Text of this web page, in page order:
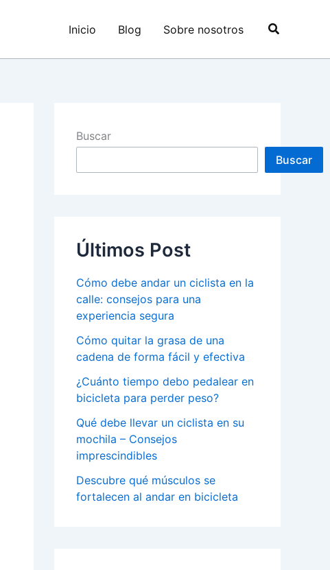
Inicio Blog Sobre nosotros Buscar
Buscar
Buscar
Últimos Post
Cómo debe andar un ciclista en la
calle: consejos para una
experiencia segura
Cómo quitar la grasa de una
cadena de forma fácil y efectiva
¿Cuánto tiempo debo pedalear en
bicicleta para perder peso?
Qué debe llevar un ciclista en su
mochila – Consejos
imprescindibles
Descubre qué músculos se
fortalecen al andar en bicicleta